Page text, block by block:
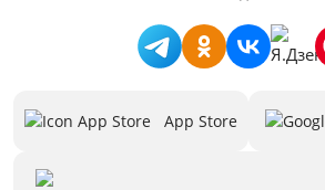
App Store